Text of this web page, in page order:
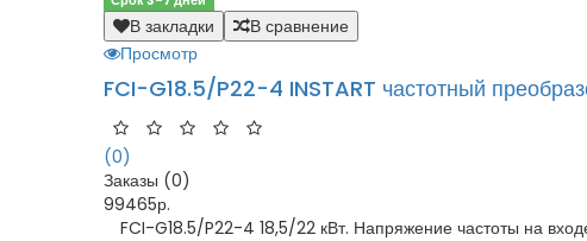
В закладки
В сравнение
Просмотр
FCI-G18.5/P22-4 INSTART частотный
(0)
Заказы (0)
99465р.
FCI-G18.5/P22-4 18,5/22 кВт. Напряжение частоты на